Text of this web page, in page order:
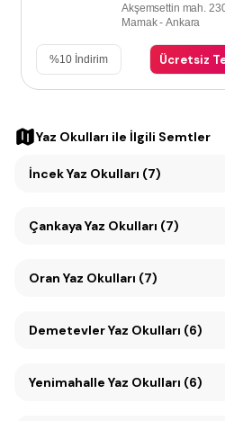
Akşemsettin mah.
Mamak - Ankara
%10 İndirim Ücretsiz
Yaz Okulları ile İlgili Semtler
İncek Yaz Okulları (7)
Çankaya Yaz Okulları (7)
Oran Yaz Okulları (7)
Demetevler Yaz Okulları (6)
Yenimahalle Yaz Okulları (6)